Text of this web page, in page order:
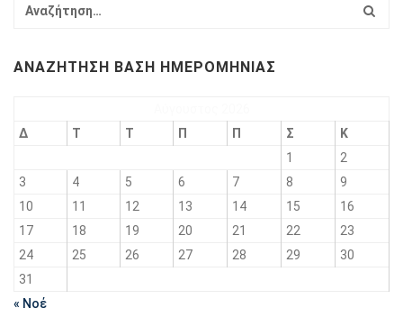
ΑΝΑΖΉΤΗΣΗ ΒΆΣΗ ΗΜΕΡΟΜΗΝΊΑΣ
Δ
Τ Τ Π Π Σ
Κ
1
2
3
4 5 6 7 8
9
10
11 12 13 14 15
16
17
18 19 20 21 22
23
24
25 26 27 28 29
30
31
« Νοέ